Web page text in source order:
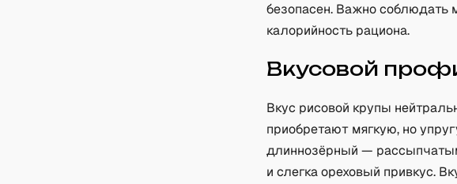
безопасен. Важно соблюдать
калорийность рациона.
Вкусовой
Вкус рисовой крупы
приобретают мягкую, но
длиннозёрный —
и слегка ореховый привкус.